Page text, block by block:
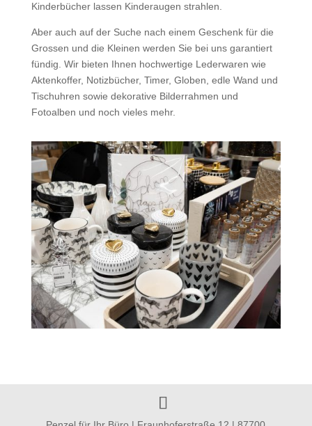
Kinderbücher lassen Kinderaugen strahlen.
Aber auch auf der Suche nach einem Geschenk für die
Grossen und die Kleinen werden Sie bei uns garantiert
fündig. Wir bieten Ihnen hochwertige Lederwaren wie
Aktenkoffer, Notizbücher, Timer, Globen, edle Wand und
Tischuhren sowie dekorative Bilderrahmen und
Fotoalben und noch vieles mehr.